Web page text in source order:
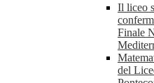
Il liceo
Finale
del